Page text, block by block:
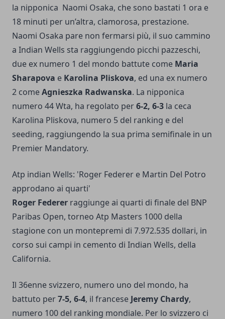
la nipponica Naomi Osaka, che sono bastati 1 ora e
18 minuti per un’altra, clamorosa, prestazione.
Naomi Osaka pare non fermarsi più, il suo cammino
a Indian Wells sta raggiungendo picchi pazzeschi,
due ex numero 1 del mondo battute come Maria
Sharapova e Karolina Pliskova, ed una ex numero
2 comeAgnieszka Radwanska. La nipponica
numero 44 Wta, ha regolato per6-2, 6-3 la ceca
Karolina Pliskova, numero 5 del ranking e del
seeding, raggiungendo la sua prima semifinale in un
Premier Mandatory.
Atp indian Wells: 'Roger Federer e Martin Del Potro
approdano ai quarti'
Roger Federer raggiunge ai quarti di finale del BNP
Paribas Open, torneo Atp Masters 1000 della
stagione con un montepremi di 7.972.535 dollari, in
corso sui campi in cemento di Indian Wells, della
California.
Il 36enne svizzero, numero uno del mondo, ha
battuto per7-5, 6-4, il francese Jeremy Chardy,
numero 100 del ranking mondiale. Per lo svizzero ci